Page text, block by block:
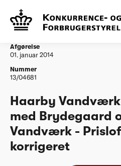
Vandtilsyn
og Omegn
Afgørelse
01. januar 2014
Nummer
13/04681
Haarby
med Brydegaard
Vandværk -
korrigeret